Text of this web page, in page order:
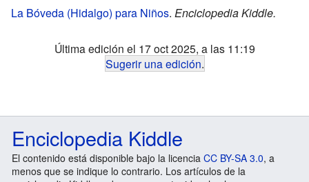
La Bóveda (Hidalgo) para Niños. Enciclopedia Kiddle.
Última edición el 17 oct 2025, a las 11:19
Sugerir una edición.
Enciclopedia Kiddle
El contenido está disponible bajo la licencia CC BY-SA 3.0, a
menos que se indique lo contrario. Los artículos de la